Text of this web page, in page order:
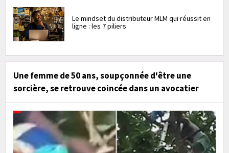
Le mindset du distributeur MLM qui réussit en
ligne : les 7 piliers
Une femme de 50 ans, soupçonnée d'être une
sorcière, se retrouve coincée dans un avocatier